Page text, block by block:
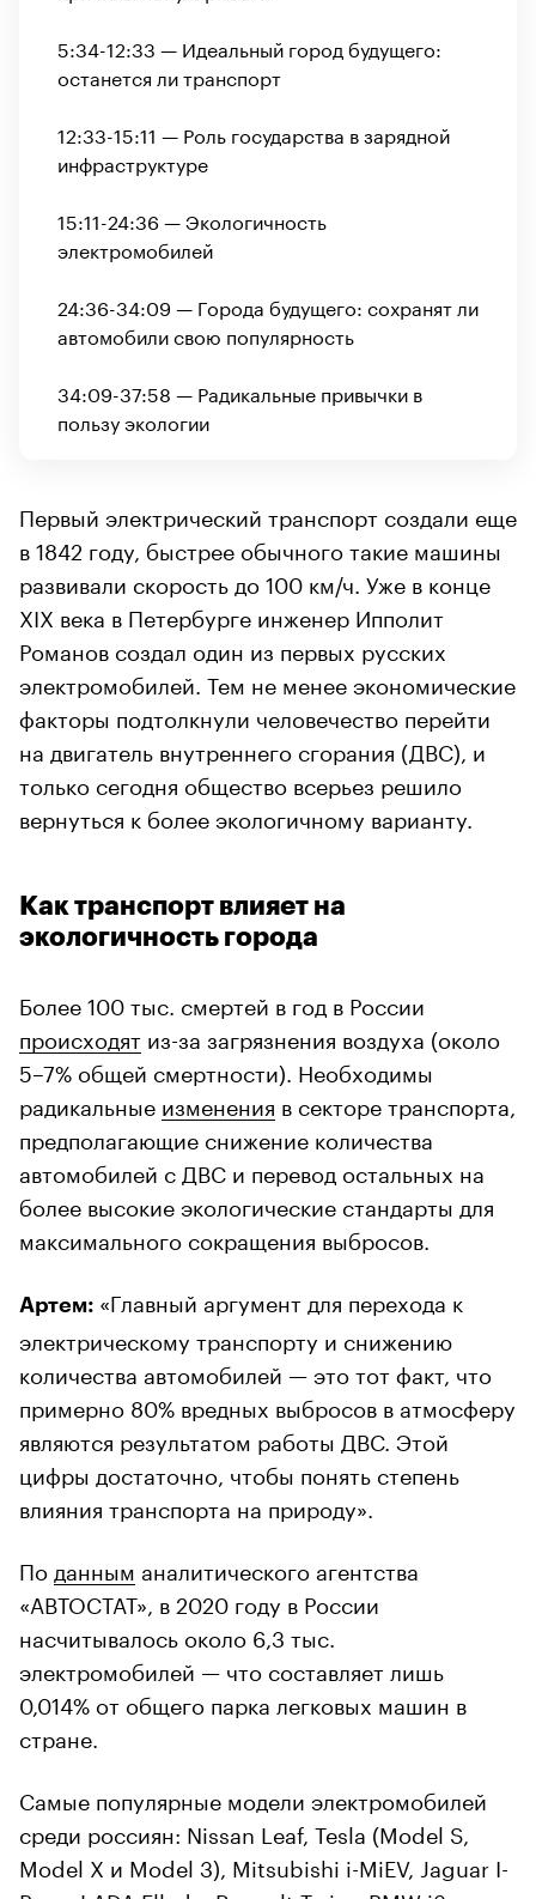
5:34-12:33 — Идеальный город будущего:
останется ли транспорт
12:33-15:11 — Роль государства в зарядной
инфраструктуре
15:11-24:36 — Экологичность
электромобилей
24:36-34:09 — Города будущего: сохранят ли
автомобили свою популярность
34:09-37:58 — Радикальные привычки в
пользу экологии
Первый электрический транспорт создали еще
в 1842 году, быстрее обычного такие машины
развивали скорость до 100 км/ч. Уже в конце
XIX века в Петербурге инженер Ипполит
Романов создал один из первых русских
электромобилей. Тем не менее экономические
факторы подтолкнули человечество перейти
на двигатель внутреннего сгорания (ДВС), и
только сегодня общество всерьез решило
вернуться к более экологичному варианту.
Как транспорт влияет на
экологичность города
Более 100 тыс. смертей в год в России
происходят из-за загрязнения воздуха (около
5–7% общей смертности). Необходимы
радикальные изменения в секторе транспорта,
предполагающие снижение количества
автомобилей с ДВС и перевод остальных на
более высокие экологические стандарты для
максимального сокращения выбросов.
Артем: «Главный аргумент для перехода к
электрическому транспорту и снижению
количества автомобилей — это тот факт, что
примерно 80% вредных выбросов в атмосферу
являются результатом работы ДВС. Этой
цифры достаточно, чтобы понять степень
влияния транспорта на природу».
По данным аналитического агентства
«АВТОСТАТ», в 2020 году в России
насчитывалось около 6,3 тыс.
электромобилей — что составляет лишь
0,014% от общего парка легковых машин в
стране.
Самые популярные модели электромобилей
среди россиян: Nissan Leaf, Tesla (Model S,
Model X и Model 3), Mitsubishi i-MiEV, Jaguar I-